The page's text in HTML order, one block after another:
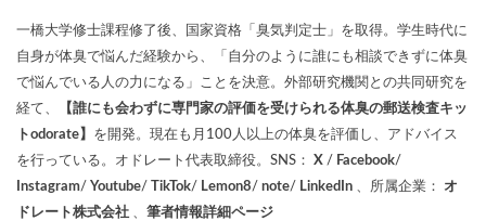
一橋大学修士課程修了後、国家資格「臭気判定士」を取得。学生時代に
自身が体臭で悩んだ経験から、「自分のように誰にも相談できずに体臭
で悩んでいる人の力になる」ことを決意。外部研究機関との共同研究を
経て、
【誰にも会わずに専門家の評価を受けられる体臭の郵送検査キッ
トodorate】 を開発。現在も月100人以上の体臭を評価し、アドバイス
を行っている。オドレート代表取締役。SNS： X / Facebook/
Instagram/ Youtube/ TikTok/ Lemon8/ note/ LinkedIn 、所属企業： オ
ドレート株式会社 、 筆者情報詳細ページ